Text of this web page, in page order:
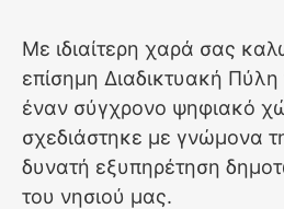
Το
Νησί
Μας
Έργα
Με ιδιαίτερη χαρά σας
επίσημη Διαδικτυακή
έναν σύγχρονο ψηφιακό
σχεδιάστηκε με γνώμονα
δυνατή εξυπηρέτηση
του νησιού μας.